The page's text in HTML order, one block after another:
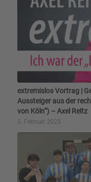
extremislos Vortrag |
Aussteiger aus der
von Köln“) – Axel Reitz
3. Februar 2025